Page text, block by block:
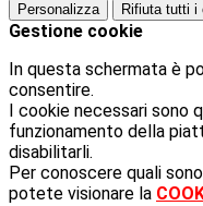
Personalizza Rifiuta tutti i
Gestione cookie
In questa schermata è
consentire.
I cookie necessari sono
funzionamento della
disabilitarli.
Per conoscere quali
potete visionare la